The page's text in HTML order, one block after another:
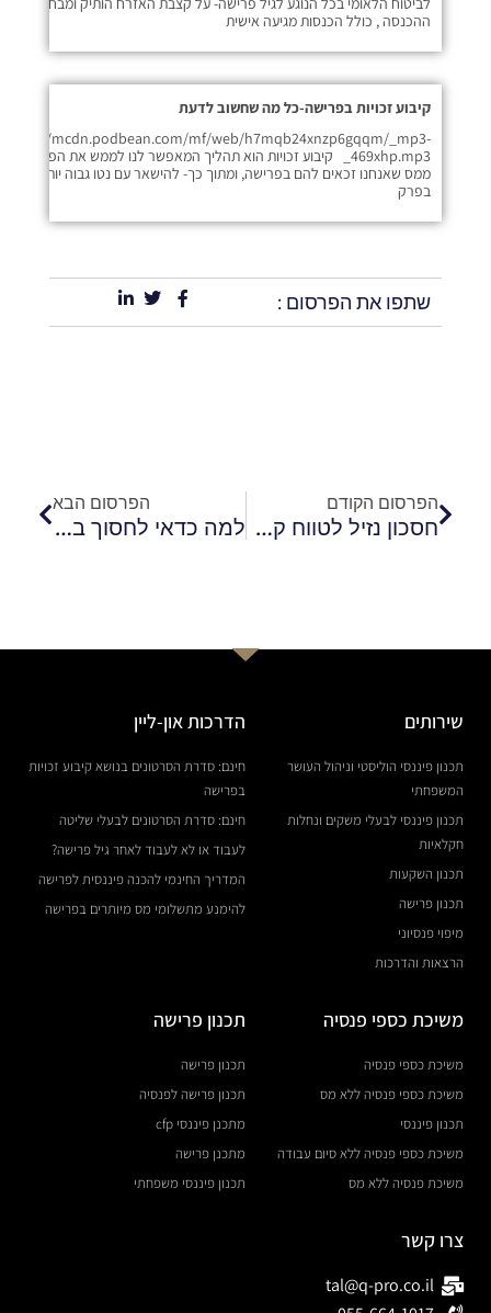
ההכנסה , כולל הכנסות מגיעה אישית
קיבוע זכויות בפרישה-כל מה שחשוב לדעת
https://mcdn.podbean.com/mf/web/h7mqb24xnzp6gqqm/_mp3-
_469xhp.mp3 קיבוע זכויות הוא תהליך המאפשר לנו לממש את הפטורים
ממס שאנחנו זכאים להם בפרישה, ומתוך כך- להישאר עם נטו גבוה יותר ביד.
בפרק
שתפו את הפרסום :
הפרסום הקודם
חסכון נזיל לטווח קצר- היכן כדאי לחסוך?
הפרסום הבא
למה כדאי לחסוך בקרן השתלמות ?
שירותים
תכנון פיננסי הוליסטי וניהול העושר
המשפחתי
תכנון פיננסי לבעלי משקים ונחלות
חקלאיות
תכנון השקעות
תכנון פרישה
מיפוי פנסיוני
הרצאות והדרכות
הדרכות און-ליין
חינם: סדרת הסרטונים בנושא קיבוע זכויות
בפרישה
חינם: סדרת הסרטונים לבעלי שליטה
לעבוד או לא לעבוד לאחר גיל פרישה?
המדריך החינמי להכנה פיננסית לפרישה
להימנע מתשלומי מס מיותרים בפרישה
משיכת כספי פנסיה
משיכת כספי פנסיה
משיכת כספי פנסיה ללא מס
תכנון פיננסי
משיכת כספי פנסיה ללא סיום עבודה
משיכת פנסיה ללא מס
תכנון פרישה
תכנון פרישה
תכנון פרישה לפנסיה
מתכנן פיננסי cfp
מתכנן פרישה
תכנון פיננסי משפחתי
צרו קשר
tal@q-pro.co.il